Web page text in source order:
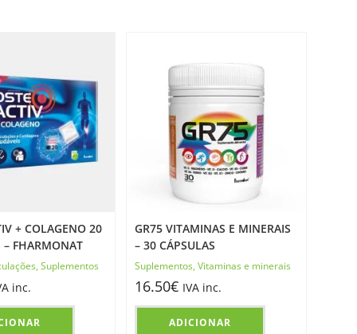
+ COLAGENO 20
– FHARMONAT
, Suplementos
inc.
GR75 VITAMINAS E MINERAIS
– 30 CÁPSULAS
Suplementos, Vitaminas e minerais
16.50€ IVA inc.
ADICIONAR